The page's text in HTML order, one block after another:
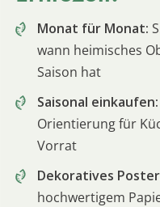
Monat für Monat:
wann heimisches
Saison hat
Saisonal einkaufen:
Orientierung für
Vorrat
Dekoratives
hochwertigem